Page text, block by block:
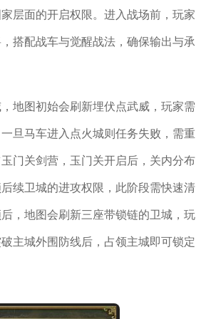
层面的开启权限。进入战场前，玩家
搭配战车与觉醒战法，确保输出与承
地图初始会刷新埋伏点武威，玩家需
旦马车进入点火城则任务失败，需重
门关剑营，玉门关开启后，关内分布
续卫城的进攻权限，此阶段需快速清
，地图会刷新三座带锁链的卫城，玩
主城外围防线后，占领主城即可锁定